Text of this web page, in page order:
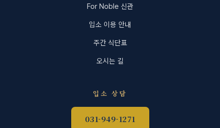
For Noble 신관
입소 이용 안내
주간 식단표
오시는 길
입소 상담
031-949-1271